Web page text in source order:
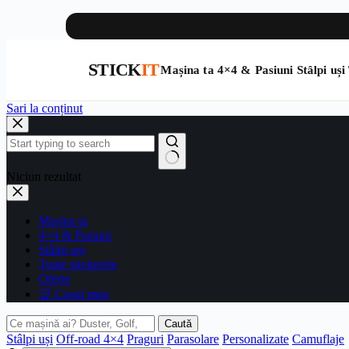
STICKITMașina ta 4×4 & Pasiuni Stâlpi uși
Sari la conținut
Niciun rezultat
Mașina ta
4×4 & Pasiuni
Stâlpi uși
Toate stickerele
Oferte
🛒 Coșul meu
Caută
Stâlpi uși Off-road 4×4 Praguri Parasolare Personalizate Camuflaje